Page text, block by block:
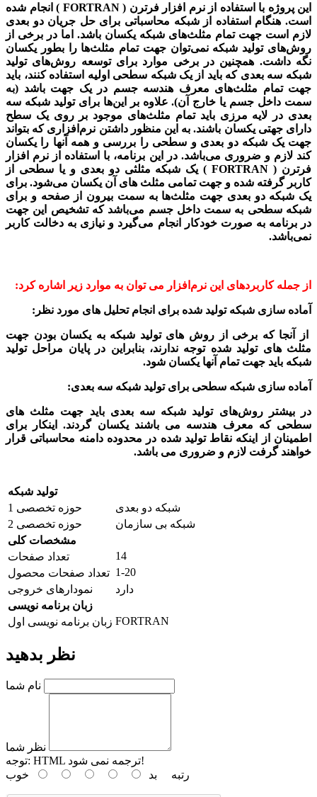
این پروژه با استفاده از نرم افزار فرترن ( FORTRAN )
انجام شده
است. هنگام استفاده از شبکه محاسباتی برای حل جریان دو بعدی
لازم است جهت تمام مثلث‌های شبکه یکسان باشد. اما در برخی از
روش‌های تولید شبکه نمی‌توان جهت تمام مثلث‌ها را بطور یکسان
نگه داشت. همچنین در برخی موارد برای توسعه روش‌های تولید
شبکه سه بعدی که باید از یک شبکه سطحی اولیه استفاده کنند، باید
جهت تمام مثلث‌های معرف هندسه جسم در یک جهت باشد (به
سمت داخل جسم یا خارج آن). علاوه بر این‌ها برای تولید شبکه سه
بعدی در لایه مرزی باید تمام مثلث‌های موجود بر روی یک سطح
دارای جهتی یکسان باشند. به این منظور داشتن نرم‌افزاری که بتواند
جهت یک شبکه دو بعدی و سطحی را بررسی و همه آنها را یکسان
کند لازم و ضروری می‌باشد. در این برنامه، با استفاده از نرم افزار
فرترن ( FORTRAN )
یک شبکه مثلثی دو بعدی و یا سطحی از
کاربر گرفته شده و جهت تمامی مثلث های آن یکسان می‌شود. برای
یک شبکه دو بعدی جهت مثلث‌ها به سمت بیرون از صفحه و برای
شبکه سطحی به سمت داخل جسم می‌باشد که تشخیص این جهت
در برنامه به صورت خودکار انجام می‌گیرد و نیازی به دخالت کاربر
نمی‌باشد.
از جمله کاربردهای این نرم‌افزار می توان به موارد زیر اشاره کرد:
آماده سازی شبکه تولید شده برای انجام تحلیل های مورد نظر:
از آنجا که برخی از روش های تولید شبکه به یکسان بودن جهت
مثلث های تولید شده توجه ندارند، بنابراین در پایان مراحل تولید
شبکه باید جهت تمام آنها یکسان شود.
آماده سازی شبکه سطحی برای تولید شبکه سه بعدی:
در بیشتر روش‌های تولید شبکه سه بعدی باید جهت مثلث های
سطحی که معرف هندسه می باشند یکسان گردند. اینکار برای
اطمینان از اینکه نقاط تولید شده در محدوده دامنه محاسباتی قرار
خواهند گرفت لازم و ضروری می باشد.
تولید شبکه
حوزه تخصصی 1
شبکه دو بعدی
حوزه تخصصی 2
شبکه بی سازمان
مشخصات کلی
تعداد صفحات
14
تعداد صفحات محصول 1-20
نمودارهای خروجی
دارد
زبان برنامه نویسی
زبان برنامه نویسی اول FORTRAN
نظر بدهید
نام شما
نظر شما
توجه:
HTML ترجمه نمی شود!
رتبه بد خوب